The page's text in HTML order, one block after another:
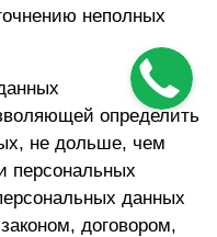
неполных
определить
не дольше, чем
персональных
данных
договором,